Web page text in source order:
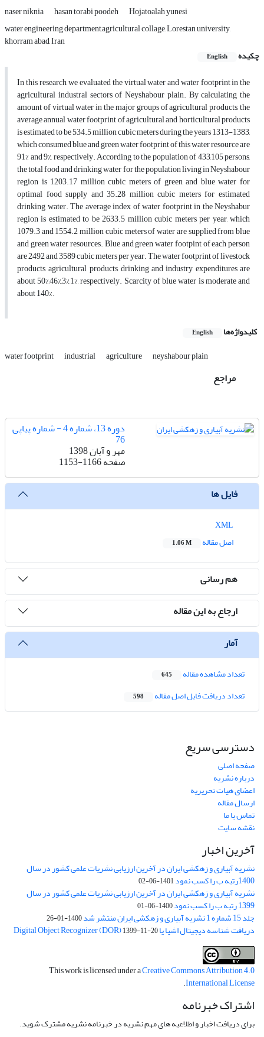
naser niknia hasan torabi poodeh
Hojatoalah yunesi
water engineering department,agricultural collage, Lorestan university,
khorram abad, Iran
چکیده
English
In this research, we evaluated the virtual water and water footprint in the
agricultural industral sectors of Neyshabour plain. By calculating the
amount of virtual water in the major groups of agricultural products, the
average annual water footprint of agricultural and horticultural products
is estimated to be 534.5 million cubic meters during the years 1313-1383,
which consumed blue and green water footprint of this water resource are
91% and 9%, respectively. According to the population of 433,105 persons,
the total food and drinking water for the population living in Neyshabour
region is 1203.17 million cubic meters of green and blue water for
optimal food supply and 35.28 million cubic meters for estimated
drinking water. The average index of water footprint in the Neyshabur
region is estimated to be 2633.5 million cubic meters per year, which
1079.3 and 1554.2 million cubic meters of water are supplied from blue
and green water resources. Blue and green water footpint of each person
are 2492 and 3589 cubic meters per year. The water footprint of livestock
products, agricultural products, drinking and industry expenditures are
about 50%,46%,3%,1%, respectively. Scarcity of blue water is moderate and
about 140%.
کلیدواژه‌ها English
water footprint industrial agriculture neyshabour plain
مراجع
دوره 13، شماره 4 - شماره پیاپی
76
مهر و آبان 1398
صفحه1153-1166
فایل ها
اصل مقاله
1.06 M
هم رسانی
ارجاع به این مقاله
آمار
تعداد مشاهده مقاله 645
تعداد دریافت فایل اصل مقاله 598
دسترسی سریع
صفحه اصلی
درباره نشریه
اعضای هیات تحریریه
ارسال مقاله
تماس با ما
نقشه سایت
آخرین اخبار
نشریه آبیاری و زهکشی ایران در آخرین ارزیابی نشریات علمی کشور در سال
1400رتبه ب را کسب نمود 1401-06-02
نشریه آبیاری و زهکشی ایران در آخرین ارزیابی نشریات علمی کشور در سال
1399 رتبه ب را کسب نمود 1400-06-01
جلد 15 شماره 1 نشریه آبیاری و زهکشی ایران منتشر شد 1400-01-26
دریافت شناسه دیجیتال اشیا یا Digital Object Recognizer (DOR)1399-11-20
This work is licensed under aCreative Commons Attribution 4.0
International License
.
اشتراک خبرنامه
برای دریافت اخبار و اطلاعیه های مهم نشریه در خبرنامه نشریه مشترک شوید.